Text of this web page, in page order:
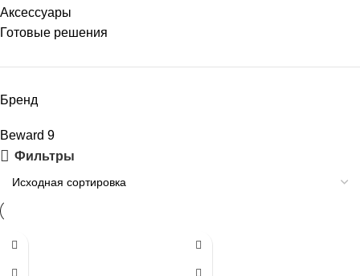
Аксессуары
Готовые решения
Бренд
Beward 9
Фильтры